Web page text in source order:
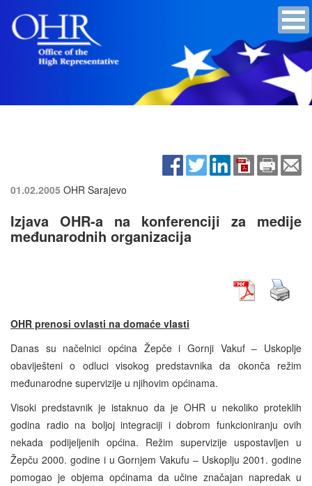
01.02.2005 OHR Sarajevo
Izjava OHR-a na konferenciji za medije
međunarodnih organizacija
OHR prenosi ovlasti na domaće vlasti
Danas su načelnici općina Žepče i Gornji Vakuf – Uskoplje
obaviješteni o odluci visokog predstavnika da okonča režim
međunarodne supervizije u njihovim općinama.
Visoki predstavnik je istaknuo da je OHR u nekoliko proteklih
godina radio na boljoj integraciji i dobrom funkcioniranju ovih
nekada podijeljenih općina. Režim supervizije uspostavljen u
Žepču 2000. godine i u Gornjem Vakufu – Uskoplju 2001. godine
pomogao je objema općinama da učine značajan napredak u